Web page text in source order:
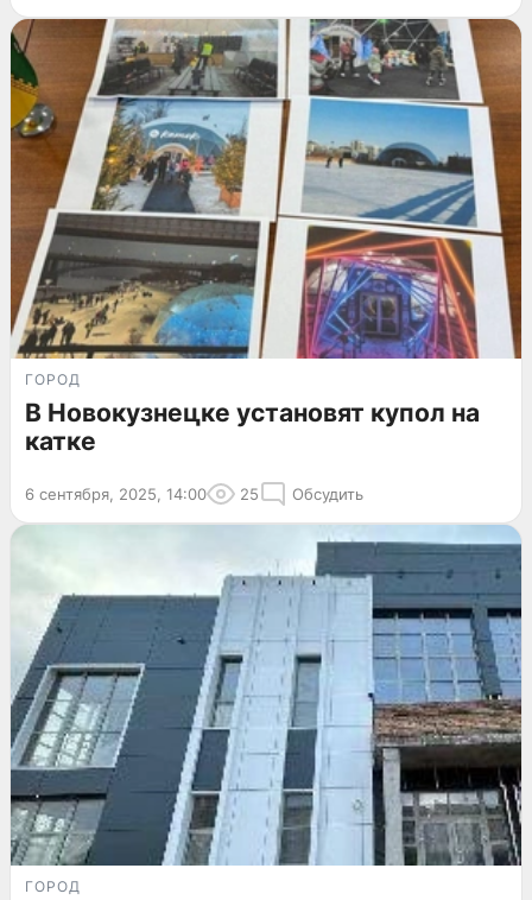
ГОРОД
В Новокузнецке установят купол на
катке
6 сентября, 2025, 14:00 25 Обсудить
ГОРОД